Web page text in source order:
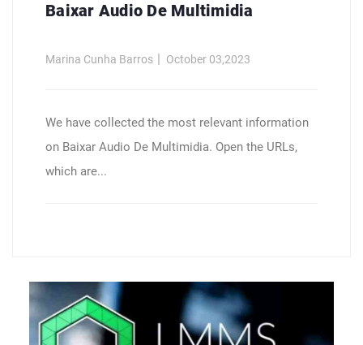
Baixar Audio De Multimidia
Marina Cunha Barros October 03,2023
We have collected the most relevant information
on Baixar Audio De Multimidia. Open the URLs,
which are...